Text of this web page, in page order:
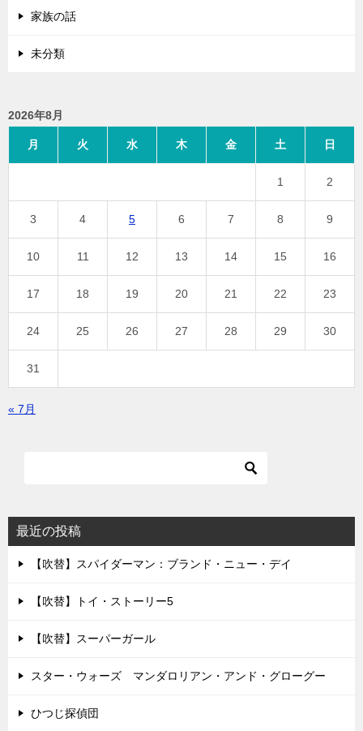
家族の話
未分類
2026年8月
月 火 水 木 金 土 日
1 2
3 4 5 6 7 8 9
10 11 12 13 14 15 16
17 18 19 20 21 22 23
24 25 26 27 28 29 30
31
« 7月
最近の投稿
【吹替】スパイダーマン：ブランド・ニュー・デイ
【吹替】トイ・ストーリー5
【吹替】スーパーガール
スター・ウォーズ マンダロリアン・アンド・グローグー
ひつじ探偵団